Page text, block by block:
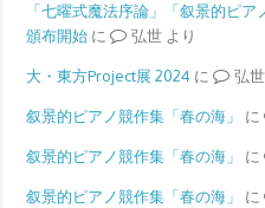
「七曜式魔法序論」「叙景的ピ
頒布開始 に 弘世より
大・東方Project展 2024 に 弘世
叙景的ピアノ競作集「春の海」 に
叙景的ピアノ競作集「春の海」 に
叙景的ピアノ競作集「春の海」 に